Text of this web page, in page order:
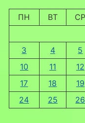
ПН ВТ СР
3
4 5
10
11 12
17
18 19
24
25 26